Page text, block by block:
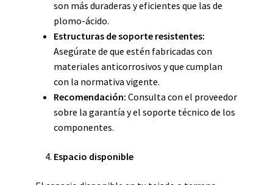
son más duraderas y eficientes que las de
plomo-ácido.
Estructuras de soporte resistentes:
Asegúrate de que estén fabricadas con
materiales anticorrosivos y que cumplan
con la normativa vigente.
Recomendación: Consulta con el proveedor
sobre la garantía y el soporte técnico de los
componentes.
Espacio disponible